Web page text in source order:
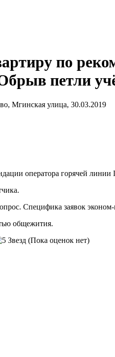
по
петли
Мгинская улица, 30.03.2019
оператора горячей
Специфика заявок эконом-
общежития.
(Пока оценок нет)